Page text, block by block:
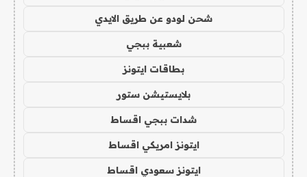
شحن لودو عن طريق الايدي
شعبية ببجي
بطاقات ايتونز
بلايستيشن ستور
شدات ببجي اقساط
ايتونز امريكي اقساط
ايتونز سعودي اقساط